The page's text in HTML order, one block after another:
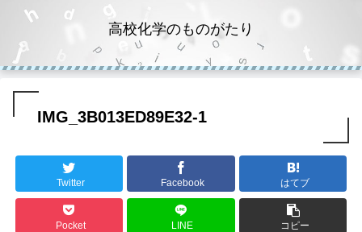
高校化学のものがたり
IMG_3B013ED89E32-1
Twitter Facebook はてブ
Pocket LINE コピー